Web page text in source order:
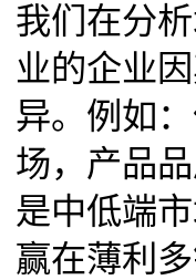
我们在分
业的企业
异。例如
场，产品
是中低端
赢在薄利